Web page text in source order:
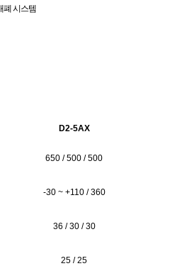
폐 시스템
D2-5AX
650 / 500 / 500
-30 ~ +110 / 360
36 / 30 / 30
25 / 25